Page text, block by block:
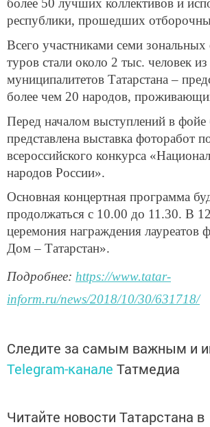
более 50 лучших коллективов и
республики, прошедших
Всего участниками семи
туров стали около 2 тыс. человек из
муниципалитетов Татарстана –
более чем 20 народов,
Перед началом выступлений в фойе
представлена выставка фоторабот
всероссийского конкурса
народов России».
Основная концертная программа
продолжаться с 10.00 до 11.30. В
церемония награждения лауреатов
Дом – Татарстан».
Подробнее: https://www.tatar-
inform.ru/news/2018/10/30/631718/
Следите за самым важным и
Telegram-канале Татмедиа
Читайте новости Татарстана в